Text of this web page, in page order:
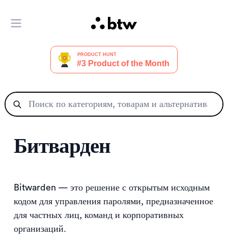
Открыть главное меню
Битварден
Bitwarden — это решение с открытым исходным
кодом для управления паролями, предназначенное
для частных лиц, команд и корпоративных
организаций.